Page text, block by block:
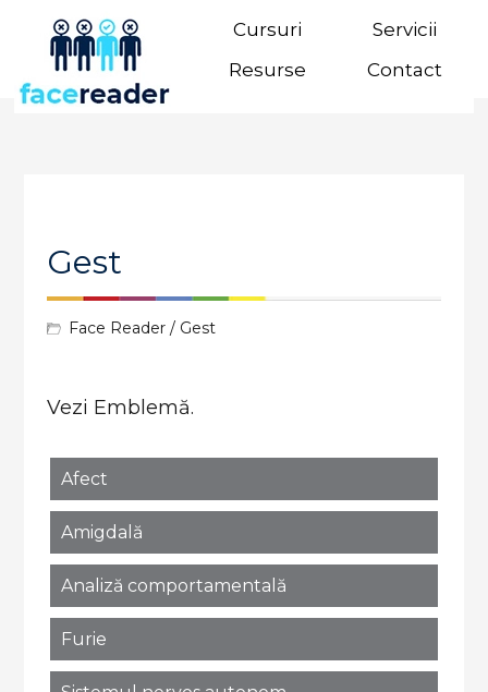
Cursuri
Servicii
Resurse
Contact
Gest
Face Reader/ Gest
Vezi Emblemă.
Afect
Amigdală
Analiză comportamentală
Furie